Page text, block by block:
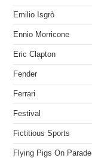
Emilio Isgrò
Ennio Morricone
Eric Clapton
Fender
Ferrari
Festival
Fictitious Sports
Flying Pigs On Parade